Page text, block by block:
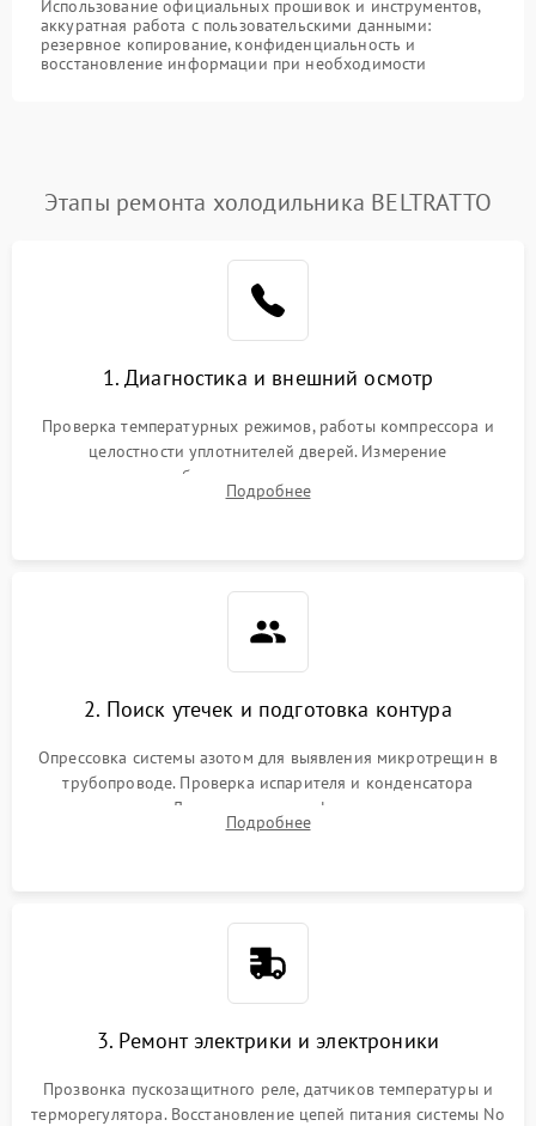
Использование официальных прошивок и инструментов,
аккуратная работа с пользовательскими данными:
резервное копирование, конфиденциальность и
восстановление информации при необходимости
Этапы ремонта холодильника BELTRATTO
1. Диагностика и внешний осмотр
Проверка температурных режимов, работы компрессора и
целостности уплотнителей дверей. Измерение
сопротивления обмоток мотора, проверка термостата и
считывание кодов ошибок с электронного дисплея.
Подробнее
2. Поиск утечек и подготовка контура
Опрессовка системы азотом для выявления микротрещин в
трубопроводе. Проверка испарителя и конденсатора
течеискателем. Демонтаж старого фильтра-осушителя и
продувка капиллярной трубки для устранения засоров.
Подробнее
3. Ремонт электрики и электроники
Прозвонка пускозащитного реле, датчиков температуры и
терморегулятора. Восстановление цепей питания системы No